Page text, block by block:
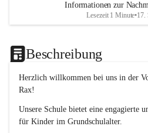
Informationen zur
Lesezeit 1 Minute•17.
Beschreibung
Herzlich willkommen bei uns in der
Rax!
Unsere Schule bietet eine engagierte
für Kinder im Grundschulalter.